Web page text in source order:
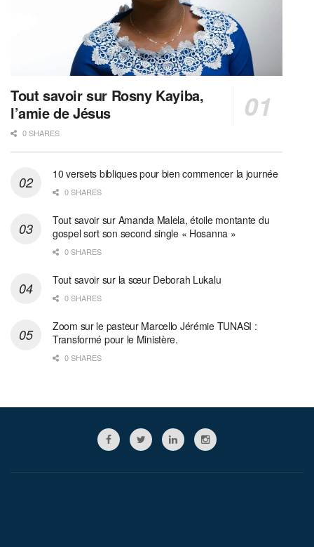
Tout savoir sur Rosny Kayiba,
l’amie de Jésus
0 SHARES
10 versets bibliques pour bien commencer la journée
0 SHARES
Tout savoir sur Amanda Malela, étoile montante du
gospel sort son second single « Hosanna »
0 SHARES
Tout savoir sur la sœur Deborah Lukalu
0 SHARES
Zoom sur le pasteur Marcello Jérémie TUNASI :
Transformé pour le Ministère.
0 SHARES